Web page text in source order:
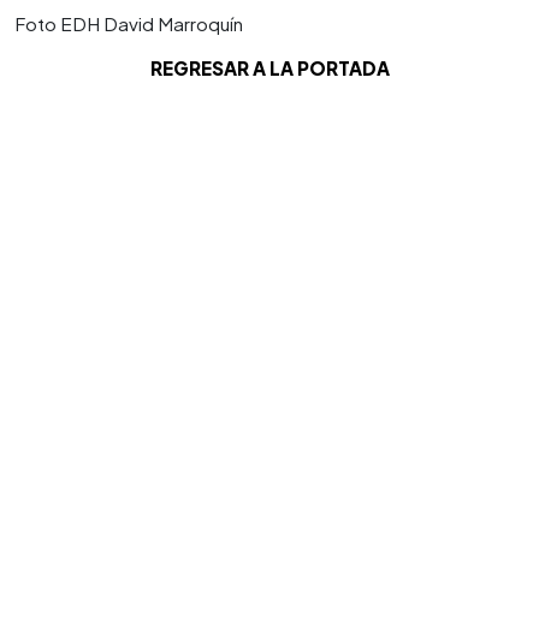
Foto EDH David Marroquín
REGRESAR A LA PORTADA